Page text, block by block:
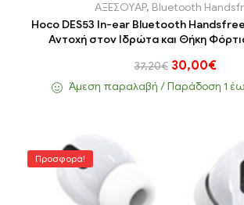
ΑΞΕΣΟΥΑΡ, Bluetooth
Hoco DES53 In-ear Bluetooth
Αντοχή στον Ιδρώτα και Θήκη
37,20€ 30,00€
Άμεση παραλαβή / Παράδoση 1
Προσφορά!